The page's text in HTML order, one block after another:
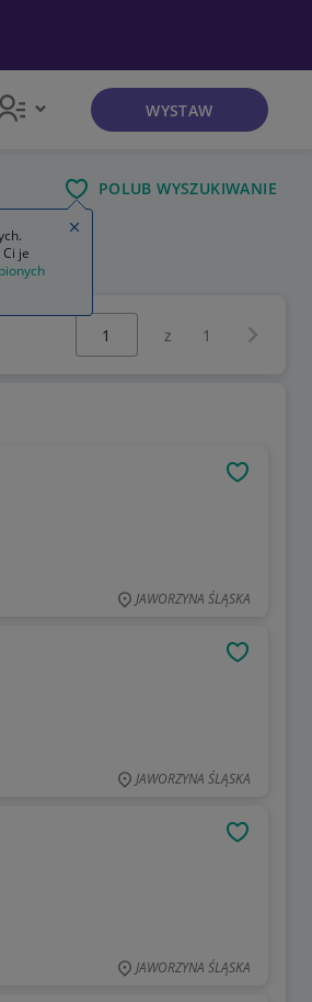
WYSTAW
POLUB WYSZUKIWANIE
Wybierz stronę:
z 1
JAWORZYNA ŚLĄSKA
JAWORZYNA ŚLĄSKA
JAWORZYNA ŚLĄSKA
je
Zamknij wskazówkę